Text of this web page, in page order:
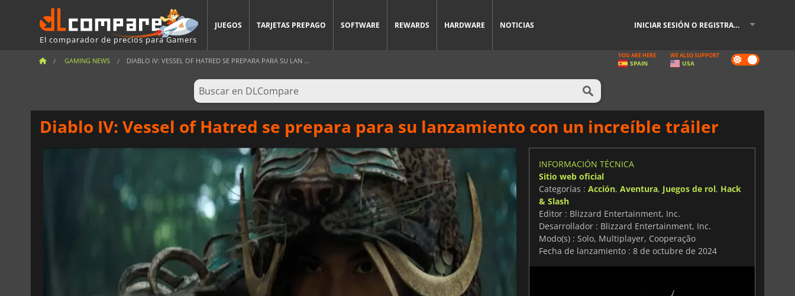
El comparador de precios para Gamers
JUEGOS TARJETAS PREPAGO SOFTWARE REWARDS HARDWARE NOTICIAS INICIAR SESIÓN O REGISTRARSE
GAMING NEWS DIABLO IV: VESSEL OF HATRED SE PREPARA PARA SU LAN ... Dark
mode
YOU ARE HERE
SPAIN
WE ALSO SUPPORT
USA
Diablo IV: Vessel of Hatred se prepara para su lanzamiento con un increíble tráiler
INFORMACIÓN TÉCNICA
Sitio web oficial
Categorías : Acción, Aventura, Juegos de rol, Hack
& Slash
Editor : Blizzard Entertainment, Inc.
Desarrollador : Blizzard Entertainment, Inc.
Modo(s) : Solo, Multiplayer, Cooperação
Fecha de lanzamiento : 8 de octubre de 2024